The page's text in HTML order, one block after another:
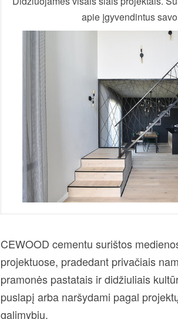
apie įgyvendintus
CEWOOD cementu surištos
projektuose, pradedant privačiais
pramonės pastatais ir didžiuliais
puslapį arba naršydami pagal
galimybių.